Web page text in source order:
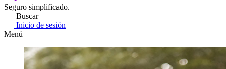
Seguro simplificado.
Buscar
Inicio de sesión
Menú